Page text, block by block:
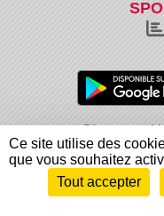
Charte
Informations légales
Envie de participer ?
Ce site utilise des
que vous souhaitez
Tout accepter